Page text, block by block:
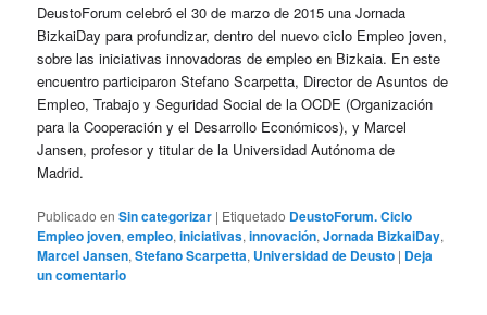
DeustoForum celebró el 30 de marzo de 2015 una Jornada
BizkaiDay para profundizar, dentro del nuevo ciclo Empleo joven,
sobre las iniciativas innovadoras de empleo en Bizkaia. En este
encuentro participaron Stefano Scarpetta, Director de Asuntos de
Empleo, Trabajo y Seguridad Social de la OCDE (Organización
para la Cooperación y el Desarrollo Económicos), y Marcel
Jansen, profesor y titular de la Universidad Autónoma de
Madrid.
Publicado en Sin categorizar | Etiquetado DeustoForum. Ciclo
Empleo joven,empleo,iniciativas,innovación,Jornada BizkaiDay,
Marcel Jansen,Stefano Scarpetta, Universidad de Deusto | Deja
un comentario